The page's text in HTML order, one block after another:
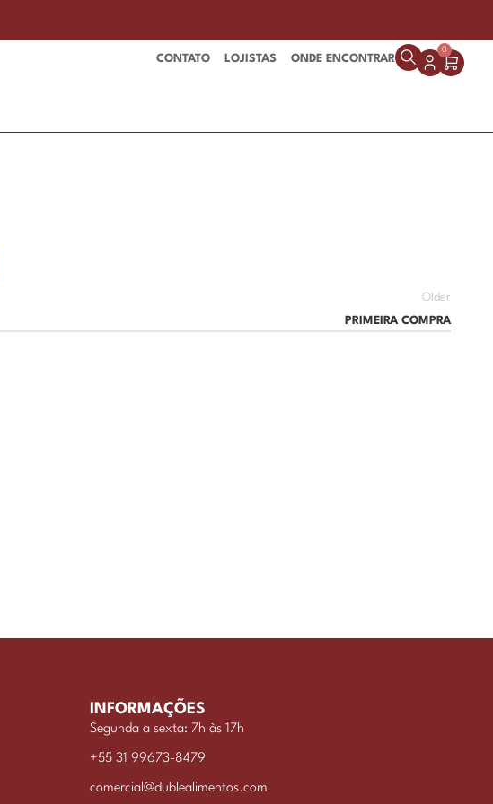
CONTATO LOJISTAS ONDE ENCONTRAR
0
Older
PRIMEIRA COMPRA
INFORMAÇÕES
Segunda a sexta: 7h às 17h
+55 31 99673-8479
comercial@dublealimentos.com